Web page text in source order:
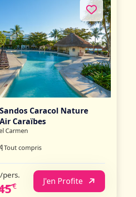
Caracol Nature
Caraïbes
Carmen
Tout compris
/pers.
€ J'en Profite